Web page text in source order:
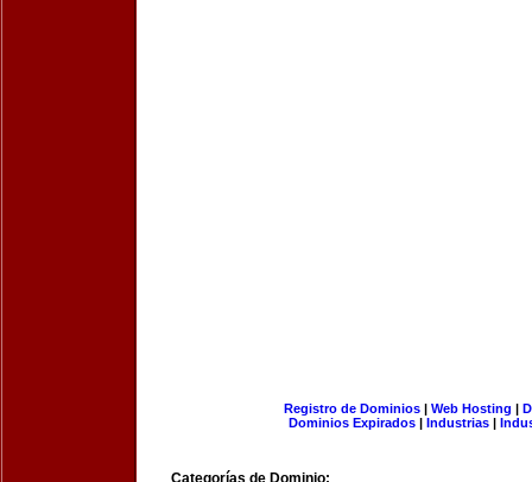
Registro de Dominios| Web Hosting |
Dominios Expirados | Industrias |
Categorías de Dominio: